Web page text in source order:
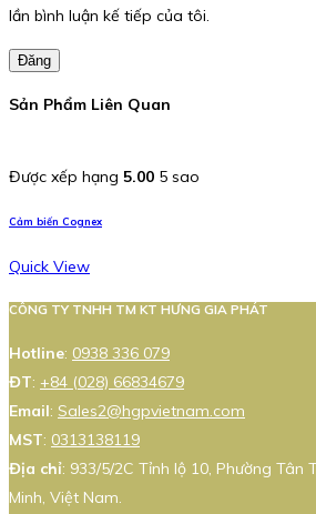
lần bình luận kế tiếp của tôi.
Đăng
Sản Phẩm Liên Quan
Được xếp hạng 5.00 5 sao
Cảm biến Cognex
Quick View
CÔNG TY TNHH TM KT HƯNG GIA PHÁT
Hotline: 0938 336 079
ĐT: +84 (028) 66834679
Email: Sales2@hgpvietnam.com
MST: 0313138119
Địa chỉ: 933/5/2C Tỉnh lộ 10, Phường Tân
Minh, Việt Nam.